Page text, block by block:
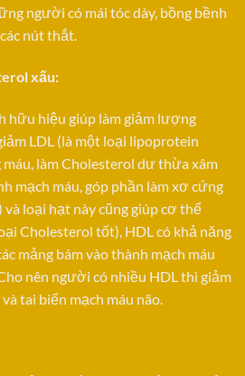
người có mái tóc dày, bồng bềnh
nút thắt.
xấu:
hữu hiệu giúp làm giảm lượng
LDL (là một loại lipoprotein
làm Cholesterol dư thừa xâm
mạch máu, góp phần làm xơ cứng
loại hạt này cũng giúp cơ thể
Cholesterol tốt), HDL có khả năng
mảng bám vào thành mạch máu
nên người có nhiều HDL thì giảm
tai biến mạch máu não.